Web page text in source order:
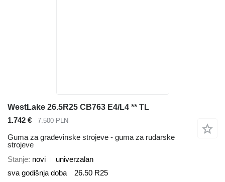
WestLake 26.5R25 CB763 E4/L4 ** TL
1.742 €
7.500 PLN
Guma za građevinske strojeve - guma za rudarske
strojeve
Stanje novi
univerzalan
sva godišnja doba
26.50 R25